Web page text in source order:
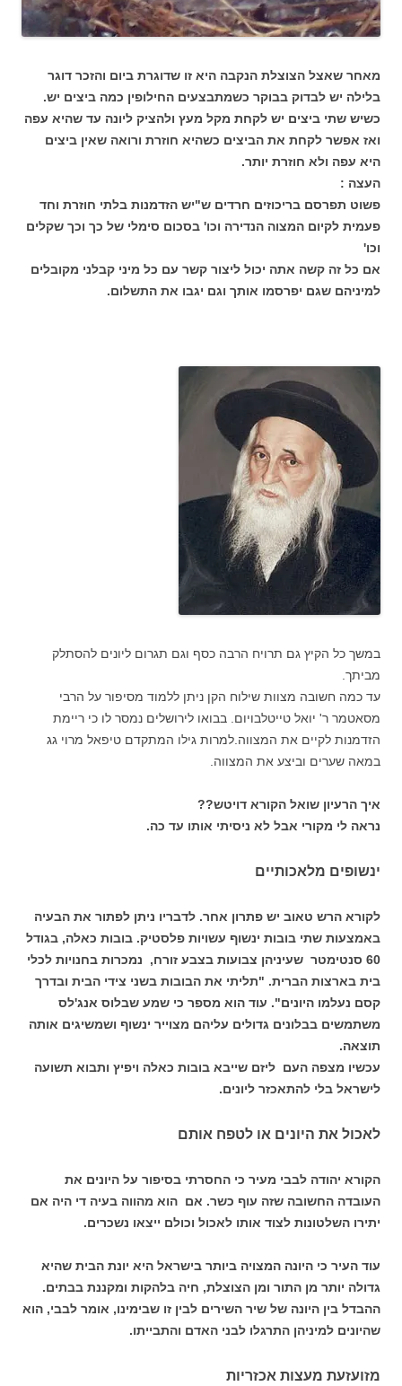
מאחר שאצל הצוצלת הנקבה היא זו שדוגרת ביום והזכר דוגר
בלילה יש לבדוק בבוקר כשמתבצעים החילופין כמה ביצים יש.
כשיש שתי ביצים יש לקחת מקל מעץ ולהציק ליונה עד שהיא עפה
ואז אפשר לקחת את הביצים כשהיא חוזרת ורואה שאין ביצים
היא עפה ולא חוזרת יותר.
העצה :
פשוט תפרסם בריכוזים חרדים ש"יש הזדמנות בלתי חוזרת וחד
פעמית לקיום המצוה הנדירה וכו' בסכום סימלי של כך וכך שקלים
וכו'
אם כל זה קשה אתה יכול ליצור קשר עם כל מיני קבלני מקובלים
למיניהם שגם יפרסמו אותך וגם יגבו את התשלום.
במשך כל הקיץ גם תרויח הרבה כסף וגם תגרום ליונים להסתלק
מביתך.
עד כמה חשובה מצוות שילוח הקן ניתן ללמוד מסיפור על הרבי
מסאטמר ר' יואל טייטלבויום. בבואו לירושלים נמסר לו כי ריימת
הזדמנות לקיים את המצווה.למרות גילו המתקדם טיפאל מרוי גג
במאה שערים וביצע את המצווה.
איך הרעיון שואל הקורא דויטש??
נראה לי מקורי אבל לא ניסיתי אותו עד כה.
ינשופים מלאכותיים
לקורא הרש טאוב יש פתרון אחר. לדבריו ניתן לפתור את הבעיה
באמצעות שתי בובות ינשוף עשויות פלסטיק. בובות כאלה, בגודל
60 סנטימטר שעיניהן צבועות בצבע זורח, נמכרות בחנויות לכלי
בית בארצות הברית. "תליתי את הבובות בשני צידי הבית ובדרך
קסם נעלמו היונים". עוד הוא מספר כי שמע שבלוס אנג'לס
משתמשים בבלונים גדולים עליהם מצוייר ינשוף ושמשיגים אותה
תוצאה.
עכשיו מצפה העם ליזם שייבא בובות כאלה ויפיץ ותבוא תשועה
לישראל בלי להתאכזר ליונים.
לאכול את היונים או לטפח אותם
הקורא יהודה לבבי מעיר כי החסרתי בסיפור על היונים את
העובדה החשובה שזה עוף כשר. אם הוא מהווה בעיה די היה אם
יתירו השלטונות לצוד אותו לאכול וכולם ייצאו נשכרים.
עוד העיר כי היונה המצויה ביותר בישראל היא יונת הבית שהיא
גדולה יותר מן התור ומן הצוצלת, חיה בלהקות ומקננת בבתים.
ההבדל בין היונה של שיר השירים לבין זו שבימינו, אומר לבבי, הוא
שהיונים למיניהן התרגלו לבני האדם והתבייתו.
מזועזעת מעצות אכזריות